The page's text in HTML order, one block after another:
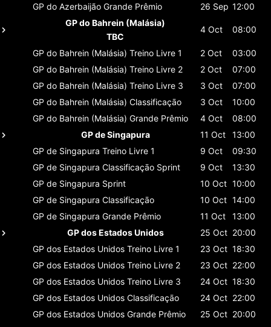
GP do Azerbaijão Grande Prêmio 26 Sep 12:00
GP do Bahrein (Malásia)
TBC
4 Oct 08:00
GP do Bahrein (Malásia) Treino Livre 1 2 Oct
03:00
GP do Bahrein (Malásia) Treino Livre 2 2 Oct
07:00
GP do Bahrein (Malásia) Treino Livre 3 3 Oct
07:00
GP do Bahrein (Malásia) Classificaçāo 3 Oct
10:00
GP do Bahrein (Malásia) Grande Prêmio 4 Oct
08:00
GP de Singapura
11 Oct
13:00
GP de Singapura Treino Livre 1 9 Oct
09:30
GP de Singapura Classificaçāo Sprint 9 Oct
13:30
GP de Singapura Sprint 10 Oct 10:00
GP de Singapura Classificaçāo 10 Oct 14:00
GP de Singapura Grande Prêmio 11 Oct
13:00
GP dos Estados Unidos
25 Oct 20:00
GP dos Estados Unidos Treino Livre 1 23 Oct 18:30
GP dos Estados Unidos Treino Livre 2 23 Oct 22:00
GP dos Estados Unidos Treino Livre 3 24 Oct 18:30
GP dos Estados Unidos Classificaçāo 24 Oct 22:00
GP dos Estados Unidos Grande Prêmio 25 Oct 20:00